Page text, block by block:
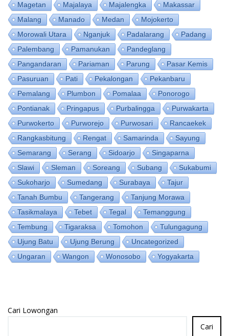
Magetan
Majalaya Majalengka
Makassar
Malang
Manado Medan
Mojokerto
Morowali Utara
Nganjuk Padalarang
Padang
Palembang
Pamanukan
Pandeglang
Pangandaran
Pariaman Parung
Pasar Kemis
Pasuruan
Pati Pekalongan
Pekanbaru
Pemalang
Plumbon Pomalaa
Ponorogo
Pontianak
Pringapus Purbalingga
Purwakarta
Purwokerto
Purworejo Purwosari
Rancaekek
Rangkasbitung
Rengat Samarinda
Sayung
Semarang
Serang Sidoarjo
Singaparna
Slawi
Sleman Soreang Subang
Sukabumi
Sukoharjo
Sumedang Surabaya
Tajur
Tanah Bumbu
Tangerang
Tanjung Morawa
Tasikmalaya
Tebet Tegal
Temanggung
Tembung
Tigaraksa Tomohon
Tulungagung
Ujung Batu
Ujung Berung
Uncategorized
Ungaran
Wangon Wonosobo Yogyakarta
Cari Lowongan
Cari